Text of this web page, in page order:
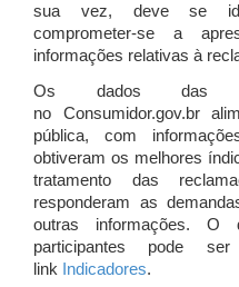
sua vez, deve se
comprometer-se a
informações relativas à
Os dados das
no Consumidor.gov.br
pública, com
obtiveram os melhores
tratamento das
responderam as
outras informações. O
participantes pode
link Indicadores.